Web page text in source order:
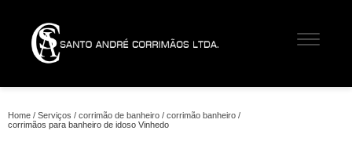
Home Serviços corrimão de banheiro
corrimão banheiro
corrimãos para banheiro de idoso Vinhedo